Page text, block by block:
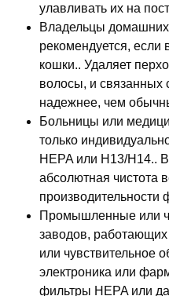
улавливать их на
Владельцы
рекомендуется, если
кошки.. Удаляет
волосы, и связанных
надежнее, чем
Больницы или
только
HEPA или H13/H14..
абсолютная чистота
производительности
Промышленные или
заводов,
или
электроника или
фильтры HEPA или